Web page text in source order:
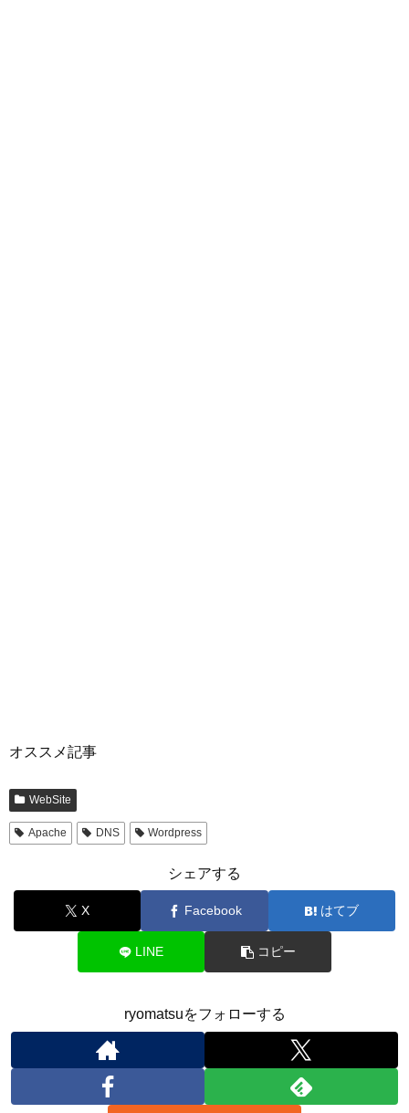
オススメ記事
WebSite
Apache DNS Wordpress
シェアする
X Facebook はてブ
LINE コピー
ryomatsuをフォローする